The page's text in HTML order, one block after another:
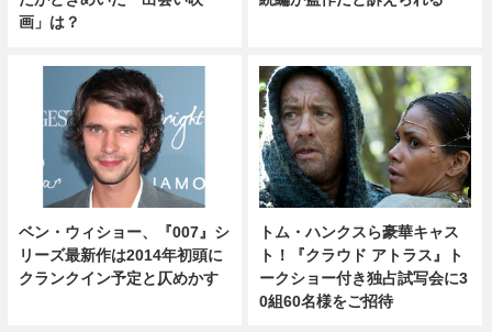
画」は？
ベン・ウィショー、『007』シ
リーズ最新作は2014年初頭に
クランクイン予定と仄めかす
トム・ハンクスら豪華キャス
ト！『クラウド アトラス』ト
ークショー付き独占試写会に3
0組60名様をご招待